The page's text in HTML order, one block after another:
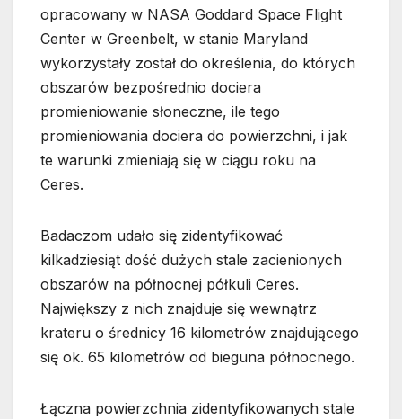
opracowany w NASA Goddard Space Flight
Center w Greenbelt, w stanie Maryland
wykorzystały został do określenia, do których
obszarów bezpośrednio dociera
promieniowanie słoneczne, ile tego
promieniowania dociera do powierzchni, i jak
te warunki zmieniają się w ciągu roku na
Ceres.
Badaczom udało się zidentyfikować
kilkadziesiąt dość dużych stale zacienionych
obszarów na północnej półkuli Ceres.
Największy z nich znajduje się wewnątrz
krateru o średnicy 16 kilometrów znajdującego
się ok. 65 kilometrów od bieguna północnego.
Łączna powierzchnia zidentyfikowanych stale